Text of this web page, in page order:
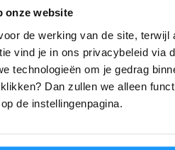
onze website
de werking van de site,
vind je in ons privacybeleid via
technologieën om je gedrag
Dan zullen we alleen
de instellingenpagina.
2025
is Hier: Waarom Je Smarthome Nooit
2025